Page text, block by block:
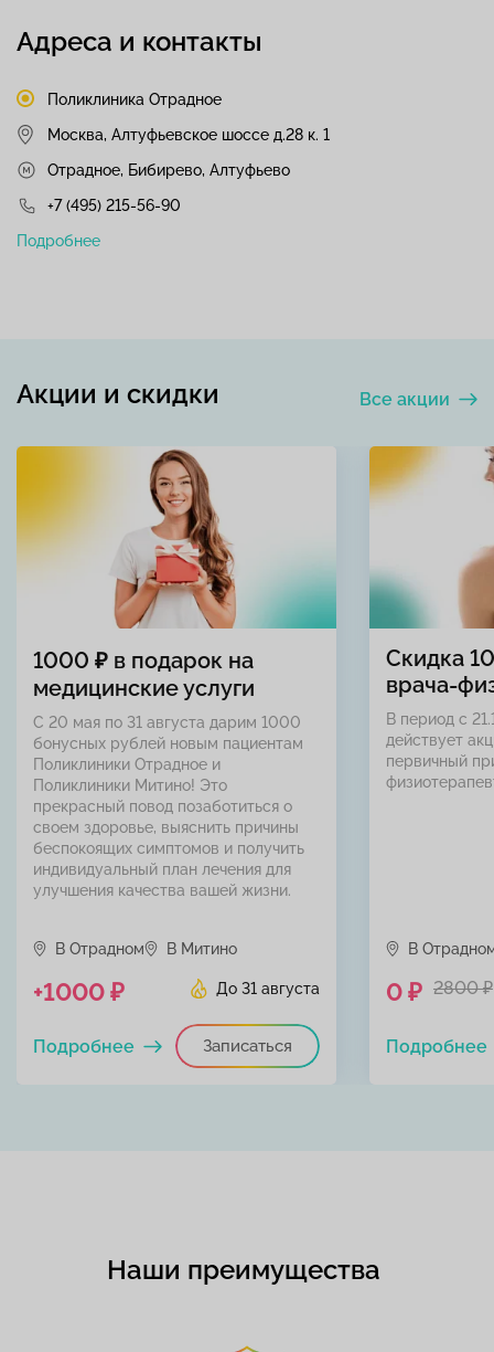
Адреса и контакты
Поликлиника Отрадное
Москва, Алтуфьевское шоссе д.28 к. 1
Отрадное, Бибирево, Алтуфьево
+7 (495) 215-56-90
Подробнее
Все акции
Акции и скидки
1000 ₽ в подарок на
медицинские услуги
С 20 мая по 31 августа дарим 1000
бонусных рублей новым пациентам
Поликлиники Отрадное и
Поликлиники Митино! Это
прекрасный повод позаботиться о
своем здоровье, выяснить причины
беспокоящих симптомов и получить
индивидуальный план лечения для
улучшения качества вашей жизни.
В Отрадном В Митино
До 31 августа
+1000 ₽
Записаться
Подробнее
Скидка
врача-
В период с
действует
первичный
В
0 ₽ 2800 ₽
Подробнее
Наши преимущества